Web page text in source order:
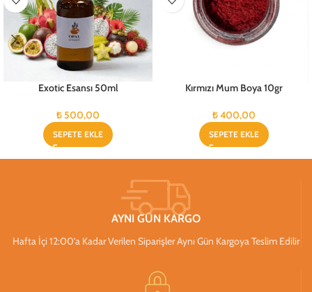
Exotic Esansı 50ml
₺500,00
SEPETE EKLE
Kırmızı Mum Boya 10gr
₺400,00
SEPETE EKLE
AYNI GÜN KARGO
Hafta İçi 12:00’a Kadar Verilen Siparişler Aynı Gün Kargoya Teslim Edilir